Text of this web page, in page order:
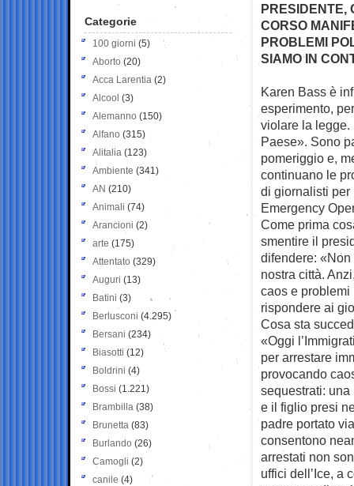
PRESIDENTE,
CORSO
PROBLEMI
SIAMO IN
Karen Bass è
esperimento,
violare la legge.
Paese». Sono
pomeriggio e,
continuano le
di giornalisti per
Emergency
Come prima
smentire il
difendere:
nostra città.
caos e
rispondere ai
Cosa sta
«Oggi
per arrestare
provocando
sequestrati:
e il figlio presi
padre portato
consentono
arrestati non
uffici dell’Ice, a
Categorie
100 giorni (5)
Aborto (20)
Acca Larentia (2)
Alcool (3)
Alemanno (150)
Alfano (315)
Alitalia (123)
Ambiente (341)
AN (210)
Animali (74)
Arancioni (2)
arte (175)
Attentato (329)
Auguri (13)
Batini (3)
Berlusconi (4.295)
Bersani (234)
Biasotti (12)
Boldrini (4)
Bossi (1.221)
Brambilla (38)
Brunetta (83)
Burlando (26)
Camogli (2)
canile (4)